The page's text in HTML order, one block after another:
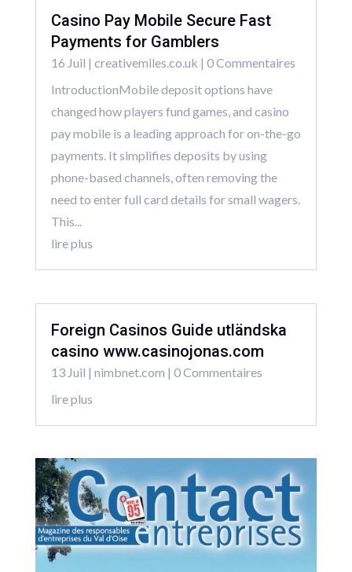
Casino Pay Mobile Secure Fast
Payments for Gamblers
16 Juil | creativemiles.co.uk | 0 Commentaires
IntroductionMobile deposit options have
changed how players fund games, and casino
pay mobile is a leading approach for on-the-go
payments. It simplifies deposits by using
phone-based channels, often removing the
need to enter full card details for small wagers.
This...
lire plus
Foreign Casinos Guide utländska
casino www.casinojonas.com
13 Juil | nimbnet.com | 0 Commentaires
lire plus